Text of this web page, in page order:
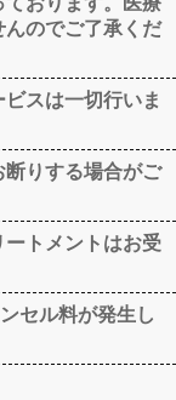
のでご了承くだ
スは一切行いま
りする場合がご
トメントはお受
セル料が発生し